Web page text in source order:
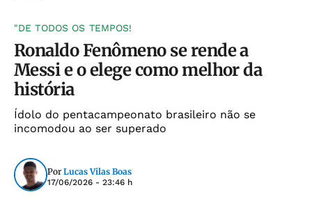
"DE TODOS OS TEMPOS!
Ronaldo Fenômeno se rende a
Messi e o elege como melhor da
história
Ídolo do pentacampeonato brasileiro não se
incomodou ao ser superado
Por Lucas Vilas Boas
17/06/2026 - 23:46 h